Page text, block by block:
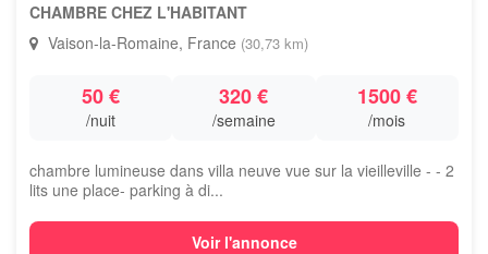
CHAMBRE CHEZ L'HABITANT
Vaison-la-Romaine, France (30,73 km)
50 €
/nuit
320 €
/semaine
1500 €
/mois
chambre lumineuse dans villa neuve vue sur la vieilleville - - 2
lits une place- parking à di...
Voir l'annonce